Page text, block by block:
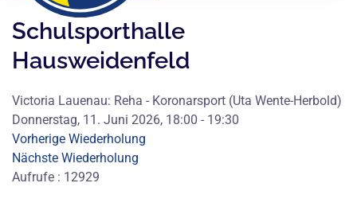
Schulsporthalle
Hausweidenfeld
Victoria Lauenau: Reha - Koronarsport (Uta Wente-Herbold)
Donnerstag, 11. Juni 2026, 18:00 - 19:30
Vorherige Wiederholung
Nächste Wiederholung
Aufrufe : 12929